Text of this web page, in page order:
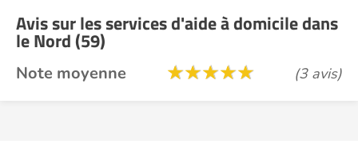
Avis sur les services d'aide à domicile dans
le Nord (59)
Note moyenne (3 avis)